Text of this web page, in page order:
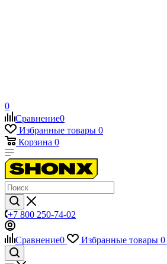
0
Сравнение0
Избранные товары 0
Корзина 0
+7 800 250-74-02
Сравнение0 Избранные товары 0